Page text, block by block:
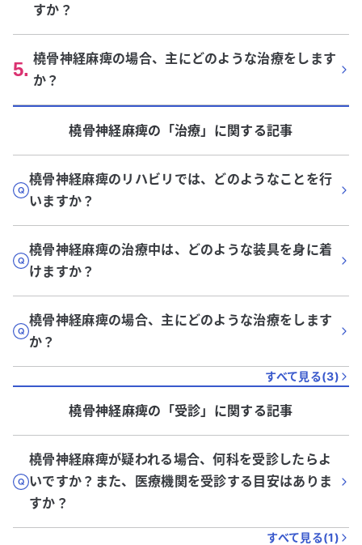
すか？
5. 橈骨神経麻痺の場合、主にどのような治療をします
か？
橈骨神経麻痺の「治療」に関する記事
橈骨神経麻痺のリハビリでは、どのようなことを行
いますか？
橈骨神経麻痺の治療中は、どのような装具を身に着
けますか？
橈骨神経麻痺の場合、主にどのような治療をします
か？
すべて見る(3)
橈骨神経麻痺の「受診」に関する記事
橈骨神経麻痺が疑われる場合、何科を受診したらよ
いですか？また、医療機関を受診する目安はありま
すか？
すべて見る(1)